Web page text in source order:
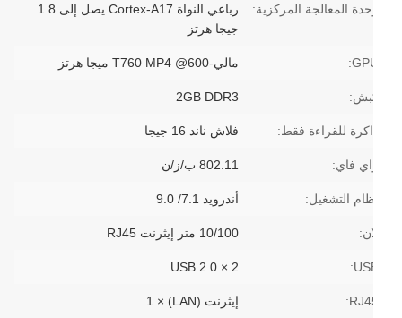
المعالجة المركزية:
رباعي النواة Cortex-A17 يصل إلى 1.8
جيجا هرتز
مالي-T760 MP4 @600 ميجا هرتز
2GB DDR3
للقراءة فقط: فلاش ناند 16 جيجا
فاي: 802.11 ب/ز/ن
التشغيل: أندرويد 7.1/ 9.0
10/100 متر إيثرنت RJ45
USB 2.0 × 2
إيثرنت (LAN) × 1